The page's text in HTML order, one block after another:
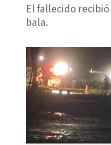
El fallecido
bala.